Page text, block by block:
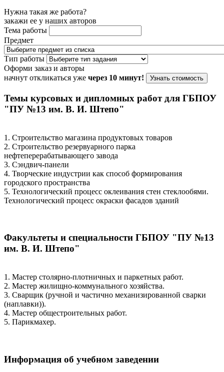
Нужна такая же работа?
закажи ее у наших авторов
Тема работы
Предмет
Тип работы
Оформи заказ и авторы
начнут откликаться уже через 10 минут! Узнать стоимость
Темы курсовых и дипломных работ для ГБПОУ
"ПУ №13 им. В. И. Штепо"
1. Строительство магазина продуктовых товаров
2. Строительство резервуарного парка
нефтеперерабатывающего завода
3. Сэндвич-панели
4. Творческие индустрии как способ формирования
городского пространства
5. Технологический процесс оклеивания стен стеклообями.
Технологический процесс окраски фасадов зданий
Факультеты и специальности ГБПОУ "ПУ №13
им. В. И. Штепо"
1. Мастер столярно-плотничных и паркетных работ.
2. Мастер жилищно-коммунального хозяйства.
3. Сварщик (ручной и частично механизированной сварки
(наплавки)).
4. Мастер общестроительных работ.
5. Парикмахер.
Информация об учебном заведении